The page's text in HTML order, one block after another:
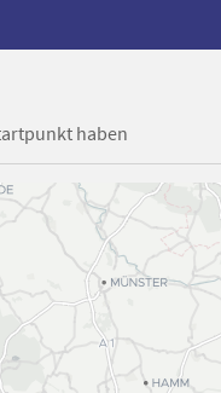
haben